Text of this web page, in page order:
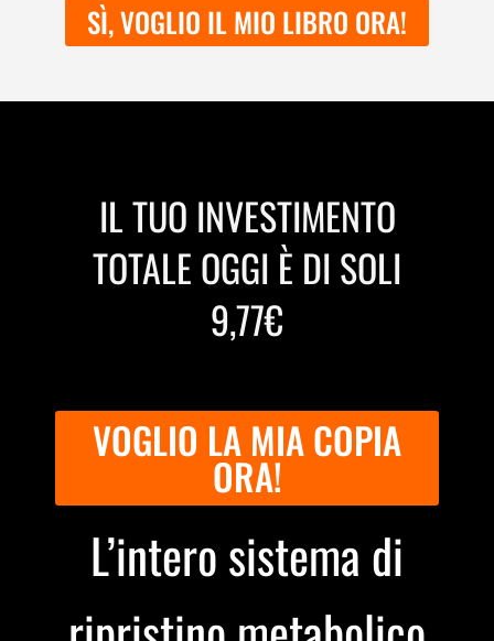
SÌ, VOGLIO IL MIO LIBRO ORA!
IL TUO INVESTIMENTO
TOTALE OGGI È DI SOLI
9,77€
VOGLIO LA MIA COPIA
ORA!
L’intero sistema di